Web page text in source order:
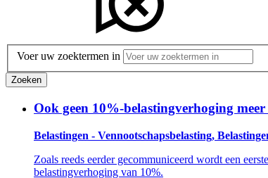
Voer uw zoektermen in
Zoeken
Ook geen 10%-belastingverhoging
Belastingen - Vennootschapsbelasting,
Zoals reeds eerder gecommuniceerd wordt een
belastingverhoging van 10%.